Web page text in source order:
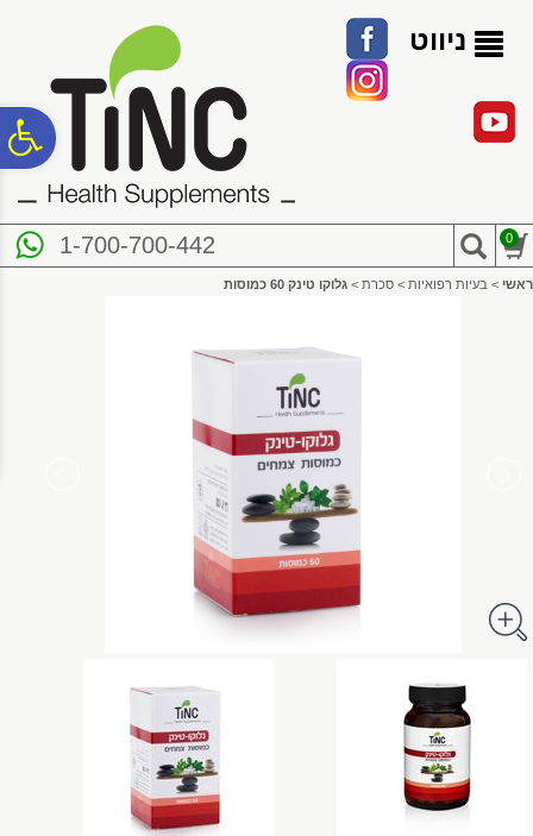
נגישות
ניווט
1-700-700-442 0
ראשי > בעיות רפואיות > סכרת > גלוקו טינק 60 כמוסות